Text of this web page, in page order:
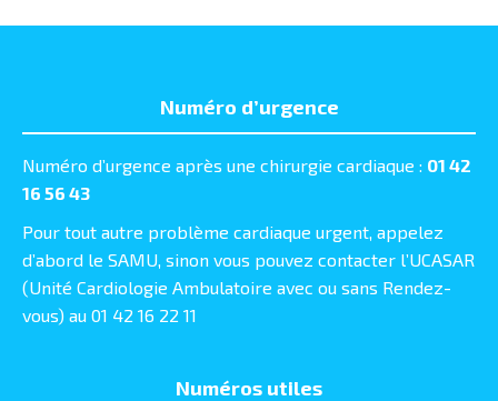
Numéro d’urgence
Numéro d’urgence après une chirurgie cardiaque : 01 42
16 56 43
Pour tout autre problème cardiaque urgent, appelez
d’abord le SAMU, sinon vous pouvez contacter l’UCASAR
(Unité Cardiologie Ambulatoire avec ou sans Rendez-
vous) au 01 42 16 22 11
Numéros utiles